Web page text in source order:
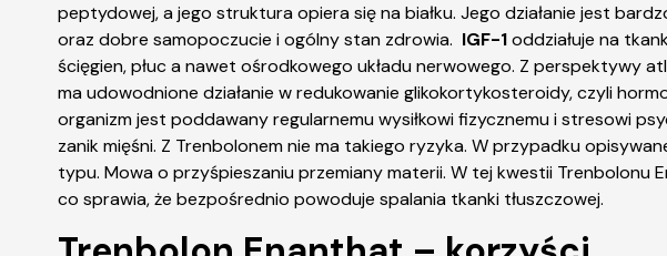
peptydowej, a jego struktura opiera się na białku. Jego działanie jest
oraz dobre samopoczucie i ogólny stan zdrowia. IGF-1oddziałuje na
ścięgien, płuc a nawet ośrodkowego układu nerwowego. Z perspektywy
ma udowodnione działanie w redukowanie glikokortykosteroidy, czyli
organizm jest poddawany regularnemu wysiłkowi fizycznemu i stresowi
zanik mięśni. Z Trenbolonem nie ma takiego ryzyka. W przypadku
typu. Mowa o przyśpieszaniu przemiany materii. W tej kwestii Trenbolonu
co sprawia, że bezpośrednio powoduje spalania tkanki tłuszczowej.